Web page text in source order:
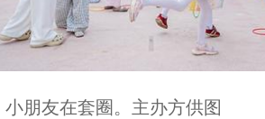
朋友在套圈。主办方供图